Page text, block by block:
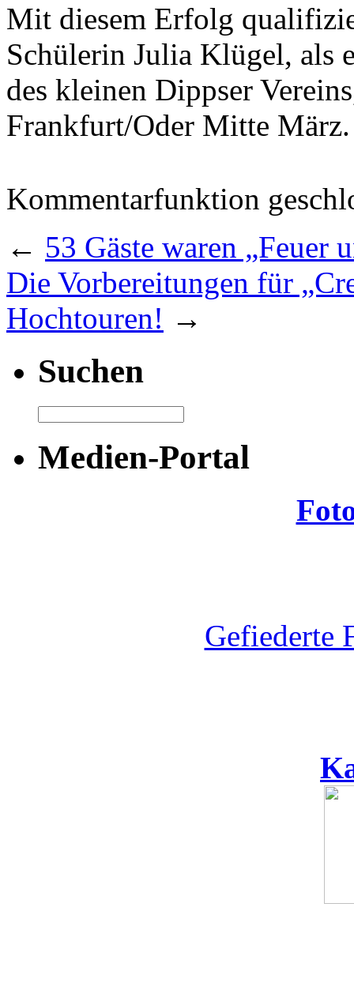
Mit diesem Erfolg
Schülerin Julia Klügel, als
des kleinen Dippser
Frankfurt/Oder Mitte
Kommentarfunktion
← 53 Gäste waren „Feuer
Die Vorbereitungen für
Hochtouren! →
Suchen
Medien-Portal
Gefiederte